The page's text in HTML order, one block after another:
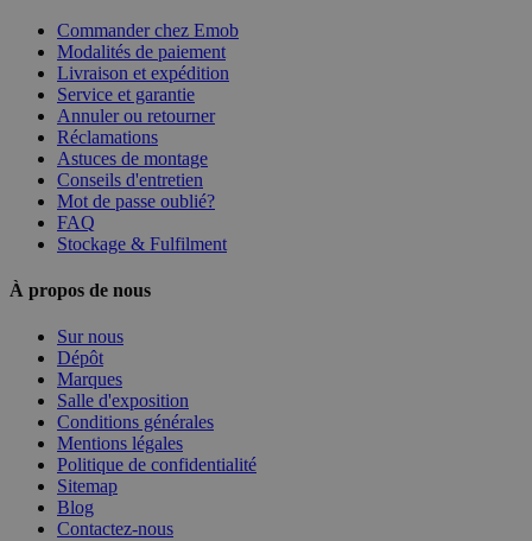
Commander chez Emob
Modalités de paiement
Livraison et expédition
Service et garantie
Annuler ou retourner
Réclamations
Astuces de montage
Conseils d'entretien
Mot de passe oublié?
FAQ
Stockage & Fulfilment
À propos de nous
Sur nous
Dépôt
Marques
Salle d'exposition
Conditions générales
Mentions légales
Politique de confidentialité
Sitemap
Blog
Contactez-nous